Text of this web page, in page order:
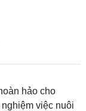
hảo cho
việc nuôi